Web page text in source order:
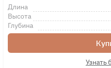
Длина
Высота
Глубина
Узнать